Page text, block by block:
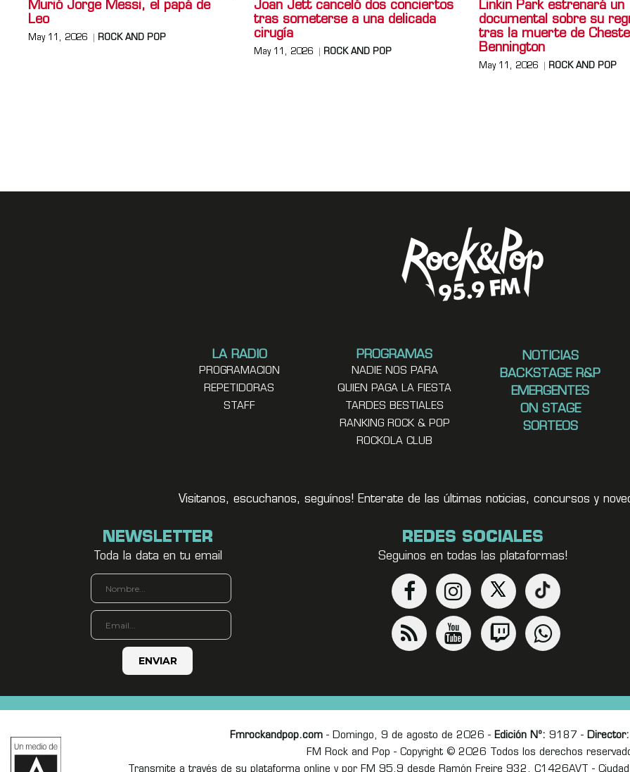
Murió Jorge Messi, el papá de
Leo
May 11, 2026 ROCK AND POP
Joan Jett canceló dos conciertos
tras someterse a una delicada
cirugía
May 11, 2026 ROCK AND POP
Linkin Park estrenará un
documental sobre su
tras la muerte de
Bennington
May 11, 2026 ROCK AND POP
LA RADIO
PROGRAMACION
REPETIDORAS
STAFF
PROGRAMAS
NADIE NOS PARA
QUIEN PAGA LA FIESTA
TARDES BESTIALES
RANKING ROCK & POP
ROCKOLA CLUB
NOTICIAS
BACKSTAGE R&P
EMERGENTES
ON STAGE
SORTEOS
Visitanos, escuchanos, seguínos! Enterate de las últimas noticias, concursos y
NEWSLETTER
Toda la data en tu email
REDES SOCIALES
Seguinos en todas las plataformas!
Fmrockandpop.com - Domingo, 9 de agosto de 2026 - Edición Nº: 9187 - Director:
FM Rock and Pop - Copyright © 2026 Todos los derechos
Transmite a través de su plataforma online y por FM 95.9 desde Ramón Freire 932, C1426AVT -